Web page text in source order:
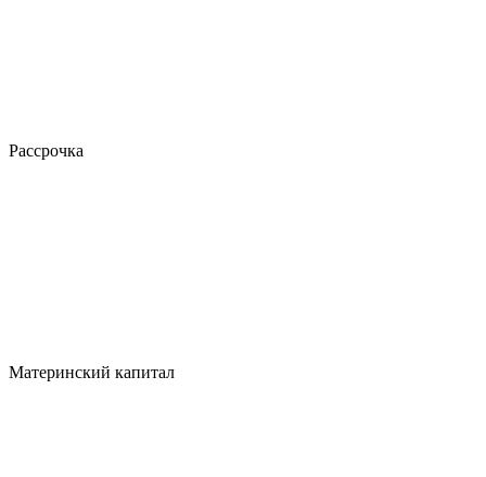
Рассрочка
Материнский капитал